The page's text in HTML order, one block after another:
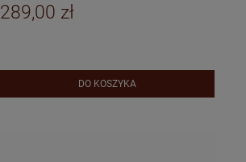
289,00 zł
DO KOSZYKA